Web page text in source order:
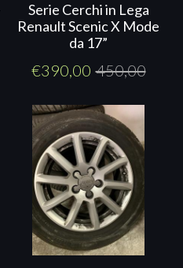
Serie Cerchi in Lega
Renault Scenic X Mode
da 17”
€390,00 450,00